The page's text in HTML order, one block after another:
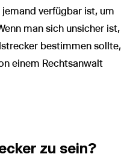
verfügbar ist, um
man sich unsicher ist,
bestimmen sollte,
einem Rechtsanwalt
zu sein?